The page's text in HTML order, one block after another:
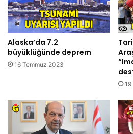
Alaska’da 7.2
büyüklüğünde deprem
16 Temmuz 2023
19